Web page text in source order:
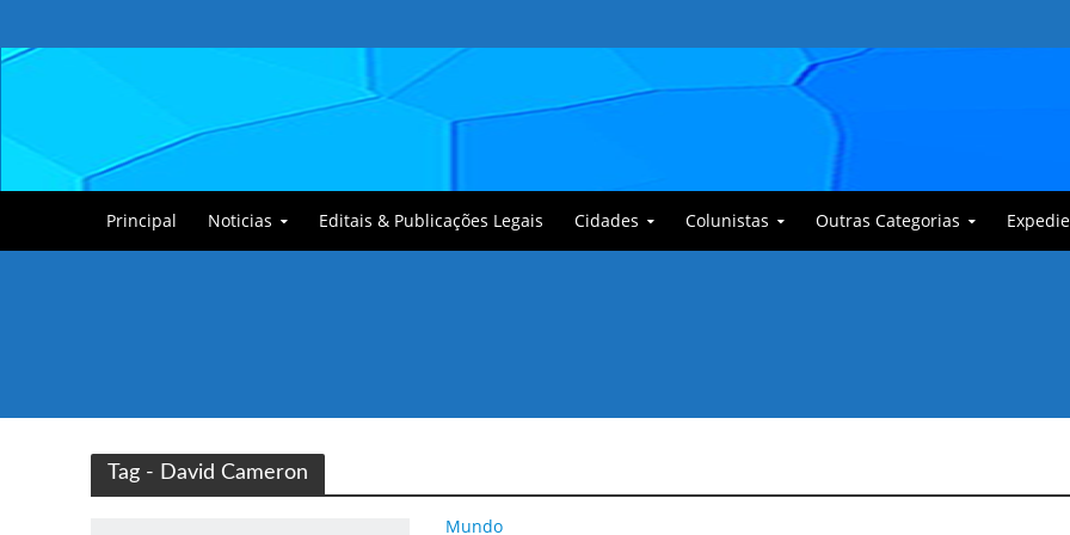
Principal Noticias Editais & Publicações Legais Cidades Colunistas Outras Categorias
Tag - David Cameron
Mundo